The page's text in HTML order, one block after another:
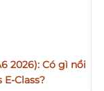
2026): Có gì nổi
E-Class?